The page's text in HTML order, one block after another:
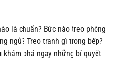
là chuẩn? Bức nào treo phòng
ngủ? Treo tranh gì trong bếp?
khám phá ngay những bí quyết